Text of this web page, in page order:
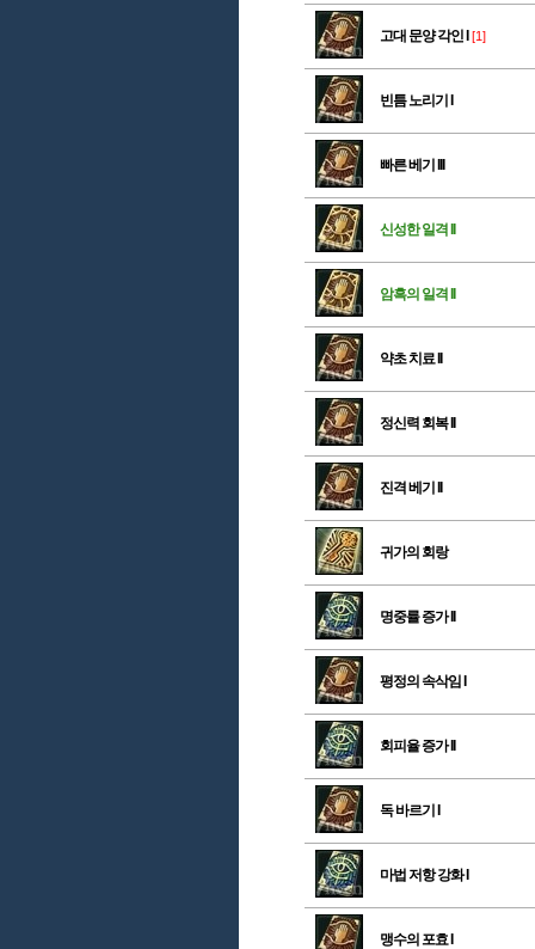
고대 문양 각인 I [1]
빈틈 노리기 I
빠른 베기 III
신성한 일격 II
암흑의 일격 II
약초 치료 II
정신력 회복 II
진격 베기 II
귀가의 회랑
명중률 증가 II
평정의 속삭임 I
회피율 증가 II
독 바르기 I
마법 저항 강화 I
맹수의 포효 I